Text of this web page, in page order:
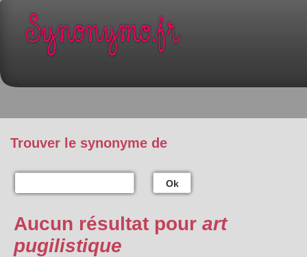
Trouver le synonyme de
Ok
Aucun résultat pour art
pugilistique